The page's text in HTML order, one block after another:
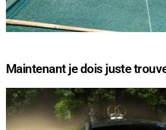
Maintenant je dois juste